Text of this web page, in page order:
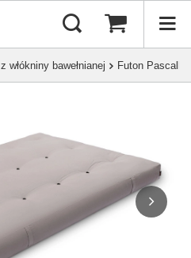
z włókniny bawełnianej Futon Pascall